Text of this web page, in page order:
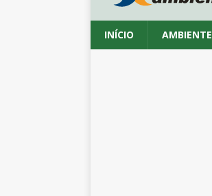
INÍCIO